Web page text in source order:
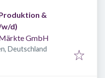
&
d)
GmbH
Deutschland